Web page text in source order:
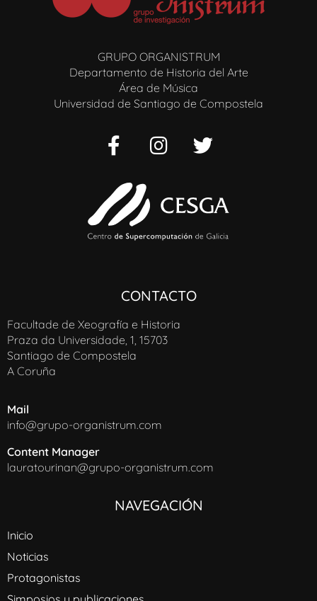
GRUPO ORGANISTRUM
Departamento de Historia del Arte
Área de Música
Universidad de Santiago de Compostela
CONTACTO
Facultade de Xeografía e Historia
Praza da Universidade, 1, 15703
Santiago de Compostela
A Coruña
Mail
info@grupo-organistrum.com
Content Manager
lauratourinan@grupo-organistrum.com
NAVEGACIÓN
Inicio
Noticias
Protagonistas